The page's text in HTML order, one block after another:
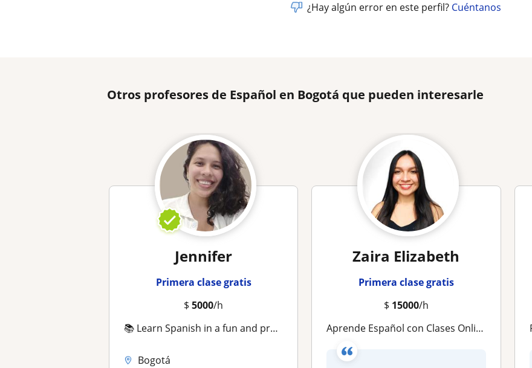
¿Hay algún error en este perfil? Cuéntanos
Otros profesores de Español en Bogotá que pueden interesarle
Jennifer
Primera clase gratis
$5000/h
📚 Learn Spanish in a fun and practical way!
Bogotá
Zaira Elizabeth
Primera clase gratis
$ 15000/h
Aprende Español con Clases Online Dinámicas y Prácticas